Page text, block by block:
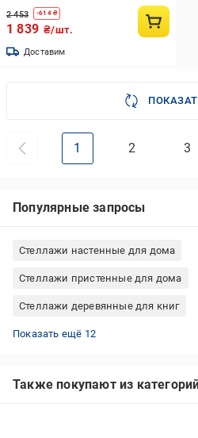
2 453 -614₴
1 839 ₴/шт.
Доставим
1 2 3
Популярные запросы
Стеллажи настенные для дома
Стеллажи пристенные для дома
Стеллажи деревянные для книг
Стеллажи кованые для цветов
Стеллажи деревянные для балкона
Стеллажи белые для книг
Стеллажи металлические для кухни
Стеллажи пристенные
Стеллажи розборные
Стеллажи пристенные для книг
Стеллажи белые для детской
Стеллажи деревянные для кухни
Стеллажи деревянные для дома
Стеллажи Меткас металлические
Стеллажи настенные для книг
Показать ещё 12
Также покупают из